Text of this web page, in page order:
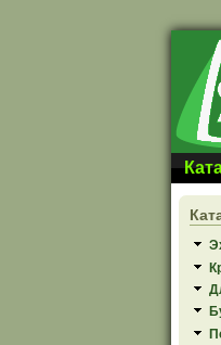
Перейти к основному